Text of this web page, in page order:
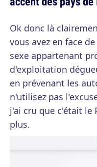
Ok donc là
vous avez en face
sexe appartenant
d'exploitation
en prévenant les
n'utilisez pas
j'ai cru que c'était le
plus.